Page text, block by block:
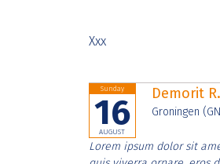
Xxx
Sunday
16
AUGUST
Demorit
Groningen
Lorem ipsum dolor sit